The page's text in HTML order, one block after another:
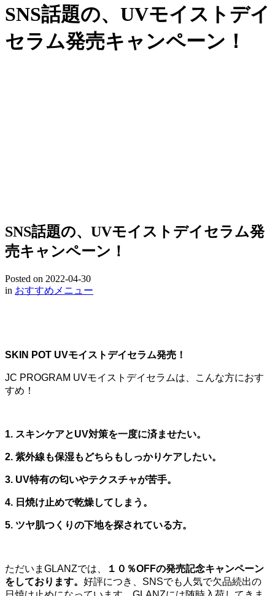
SNS話題の、UVモイストデイ
セラム発売キャンペーン！
SNS話題の、UVモイストデイセラム発
売キャンペーン！
Posted on 2022-04-30
in おすすめメニュー
SKIN POT UVモイストデイセラム発売！
JC PROGRAM UVモイストデイセラムは、こんな方におす
すめ！
1. スキンケアとUV対策を一度に済ませたい。
2. 紫外線も保湿もどちらもしっかりケアしたい。
3. UV特有の匂いやテクスチャが苦手。
4. 日焼け止めで乾燥してしまう。
5. ツヤ肌つくりの下地を探されている方。
ただいまGLANZでは、
１０％OFFの発売記念キャンペーン
をしております。 好評につき、SNSでも人気で欠品続出の